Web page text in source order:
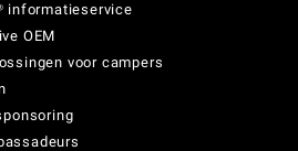
informatieservice
OEM
voor campers